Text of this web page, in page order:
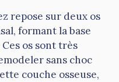
repose sur deux os
formant la base
os sont très
sans choc
couche osseuse,